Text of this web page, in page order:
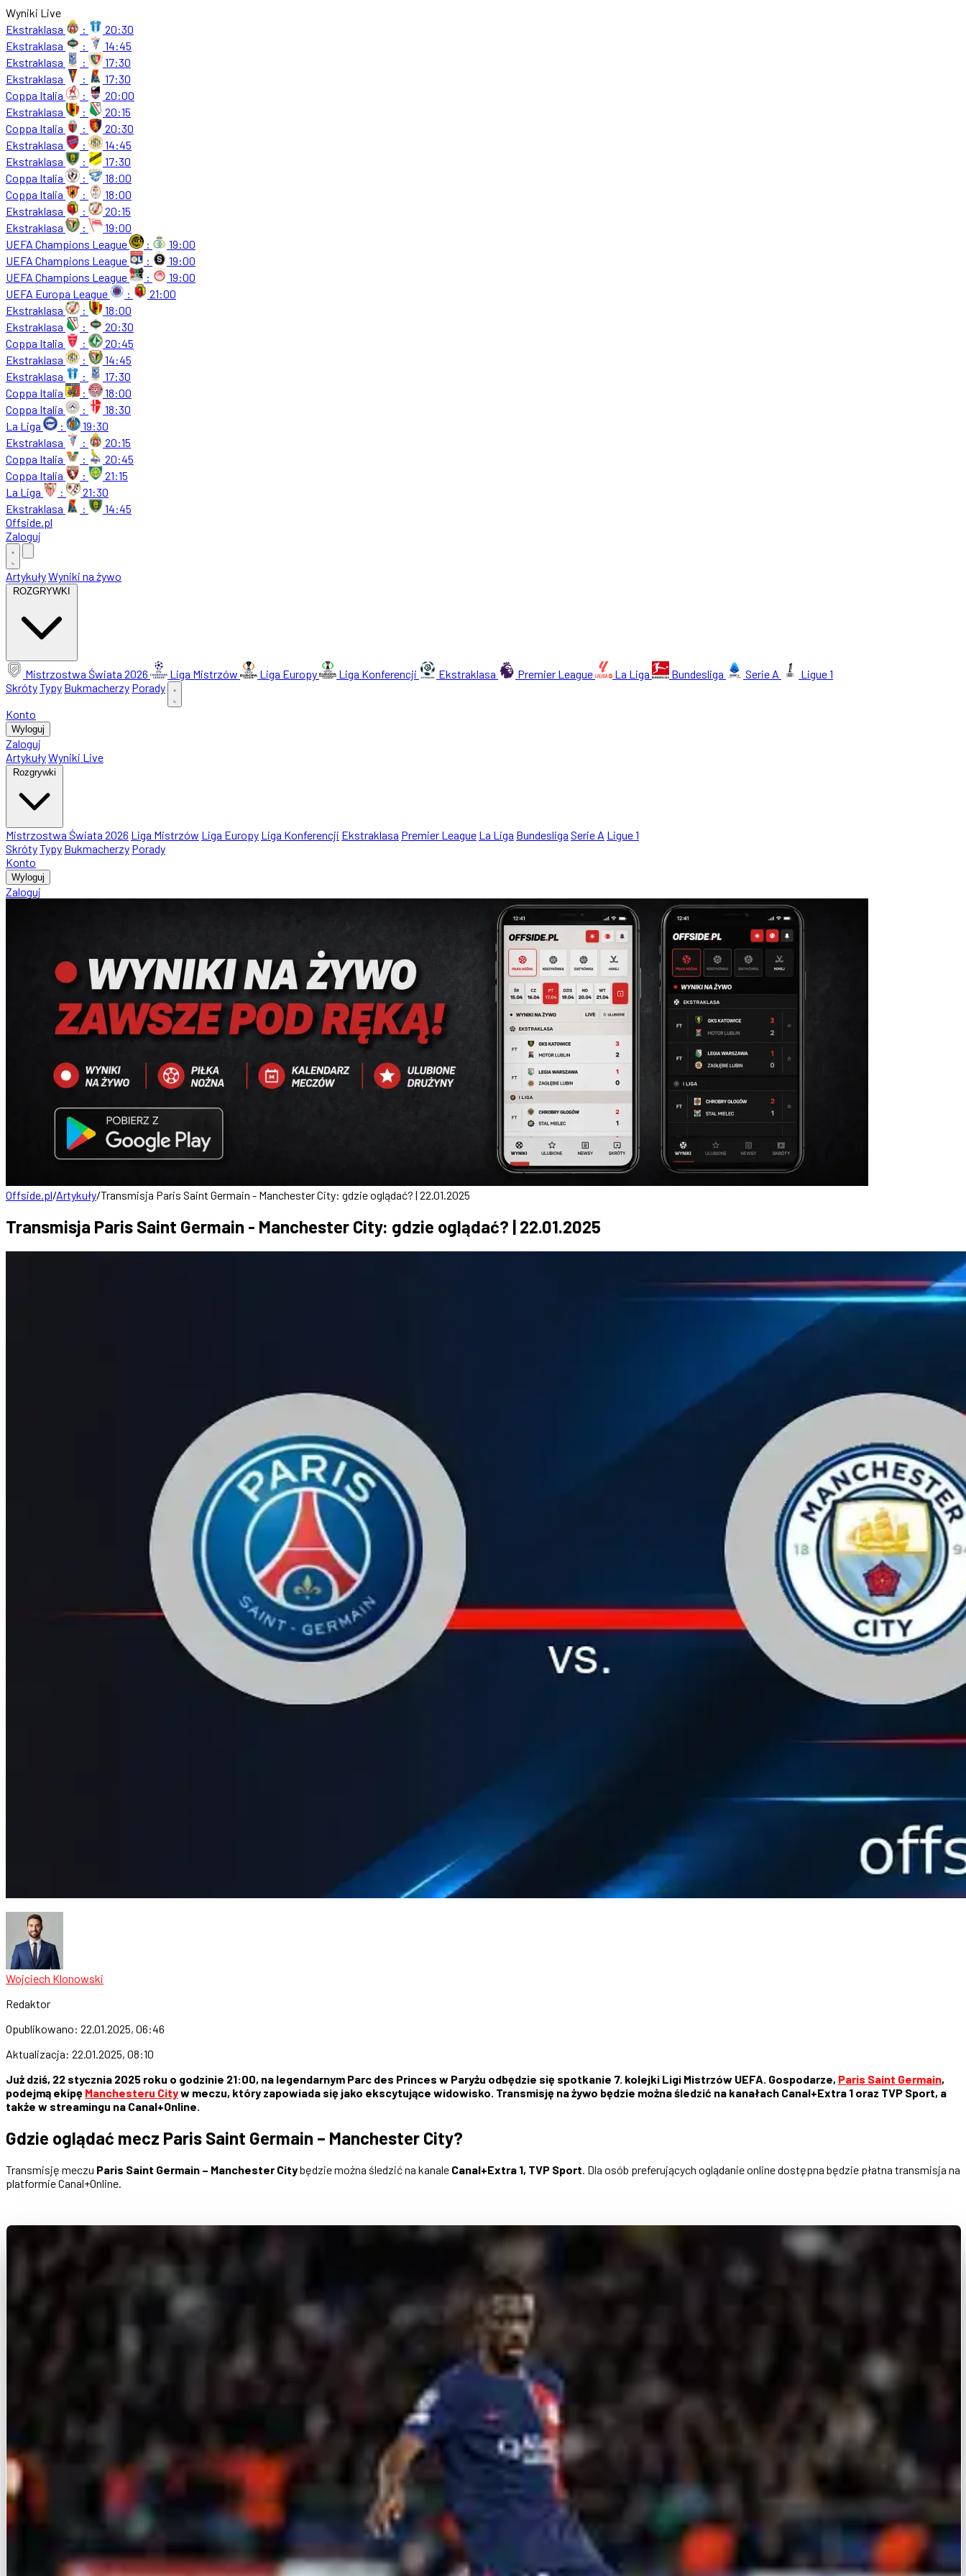
Wyniki Live
Ekstraklasa
:
20:30
Ekstraklasa
:
14:45
Ekstraklasa
:
17:30
Ekstraklasa
:
17:30
Coppa Italia
:
20:00
Ekstraklasa
:
20:15
Coppa Italia
:
20:30
Ekstraklasa
:
14:45
Ekstraklasa
:
17:30
Coppa Italia
:
18:00
Coppa Italia
:
18:00
Ekstraklasa
:
20:15
Ekstraklasa
:
19:00
UEFA Champions League
:
19:00
UEFA Champions League
:
19:00
UEFA Champions League
:
19:00
UEFA Europa League
:
21:00
Ekstraklasa
:
18:00
Ekstraklasa
:
20:30
Coppa Italia
:
20:45
Ekstraklasa
:
14:45
Ekstraklasa
:
17:30
Coppa Italia
:
18:00
Coppa Italia
:
18:30
La Liga
:
19:30
Ekstraklasa
:
20:15
Coppa Italia
:
20:45
Coppa Italia
:
21:15
La Liga
:
21:30
Ekstraklasa
:
14:45
Offside.pl
Zaloguj
ArtykułyWyniki na żywo
ROZGRYWKI
Mistrzostwa Świata 2026 Liga Mistrzów Liga Europy Liga Konferencji Ekstraklasa Premier League La Liga Bundesliga Serie A
Ligue 1
SkrótyTypy Bukmacherzy Porady
Konto
Wyloguj
Zaloguj
ArtykułyWyniki Live
Rozgrywki
Mistrzostwa Świata 2026 Liga Mistrzów Liga Europy Liga Konferencji Ekstraklasa Premier League La Liga Bundesliga Serie A Ligue 1
SkrótyTypy Bukmacherzy Porady
Konto
Wyloguj
Zaloguj
Offside.pl/Artykuły/Transmisja Paris Saint Germain - Manchester City: gdzie oglądać? | 22.01.2025
Transmisja Paris Saint Germain - Manchester City: gdzie oglądać? | 22.01.2025
Wojciech Klonowski
Redaktor
Opublikowano: 22.01.2025, 06:46
Aktualizacja: 22.01.2025, 08:10
Już dziś, 22 stycznia 2025 roku o godzinie 21:00, na legendarnym Parc des Princes w Paryżu odbędzie się spotkanie 7. kolejki Ligi Mistrzów UEFA. Gospodarze, Paris Saint Germain,
podejmą ekipę Manchesteru Cityw meczu, który zapowiada się jako ekscytujące widowisko. Transmisję na żywo będzie można śledzić na kanałach Canal+Extra 1 oraz TVP Sport, a
także w streamingu na Canal+Online.
Gdzie oglądać mecz Paris Saint Germain – Manchester City?
Transmisję meczu Paris Saint Germain – Manchester Citybędzie można śledzić na kanale Canal+Extra 1, TVP Sport . Dla osób preferujących oglądanie online dostępna będzie płatna transmisja na
platformie Canal+Online.